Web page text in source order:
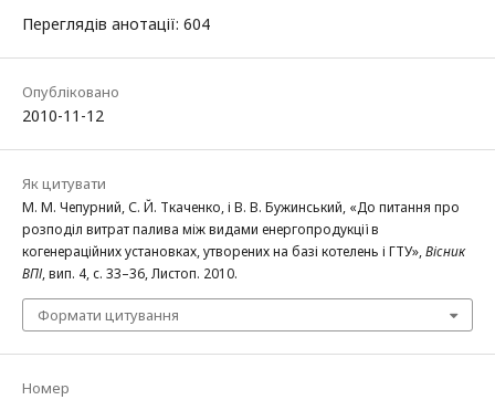
Переглядів анотації: 604
Опубліковано
2010-11-12
Як цитувати
М. М. Чепурний, С. Й. Ткаченко, і В. В. Бужинський, «До питання про
розподіл витрат палива між видами енергопродукції в
когенераційних установках, утворених на базі котелень і ГТУ»,Вісник
ВПІ, вип. 4, с. 33–36, Листоп. 2010.
Формати цитування
Номер